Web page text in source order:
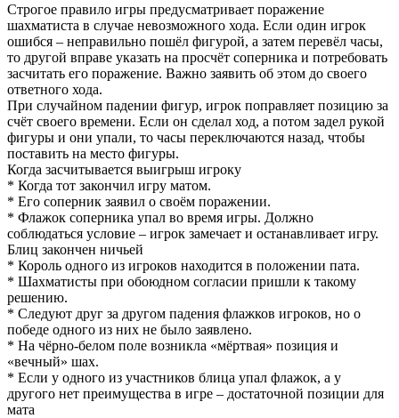
Строгое правило игры предусматривает поражение
шахматиста в случае невозможного хода. Если один игрок
ошибся – неправильно пошёл фигурой, а затем перевёл часы,
то другой вправе указать на просчёт соперника и потребовать
засчитать его поражение. Важно заявить об этом до своего
ответного хода.
При случайном падении фигур, игрок поправляет позицию за
счёт своего времени. Если он сделал ход, а потом задел рукой
фигуры и они упали, то часы переключаются назад, чтобы
поставить на место фигуры.
Когда засчитывается выигрыш игроку
* Когда тот закончил игру матом.
* Его соперник заявил о своём поражении.
* Флажок соперника упал во время игры. Должно
соблюдаться условие – игрок замечает и останавливает игру.
Блиц закончен ничьей
* Король одного из игроков находится в положении пата.
* Шахматисты при обоюдном согласии пришли к такому
решению.
* Следуют друг за другом падения флажков игроков, но о
победе одного из них не было заявлено.
* На чёрно-белом поле возникла «мёртвая» позиция и
«вечный» шах.
* Если у одного из участников блица упал флажок, а у
другого нет преимущества в игре – достаточной позиции для
мата